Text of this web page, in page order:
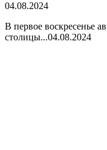
04.08.2024
В первое воскресенье
столицы...04.08.2024